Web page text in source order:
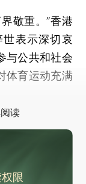
敬重。”香港
表示深切哀
与公共和社会
体育运动充满
读
限